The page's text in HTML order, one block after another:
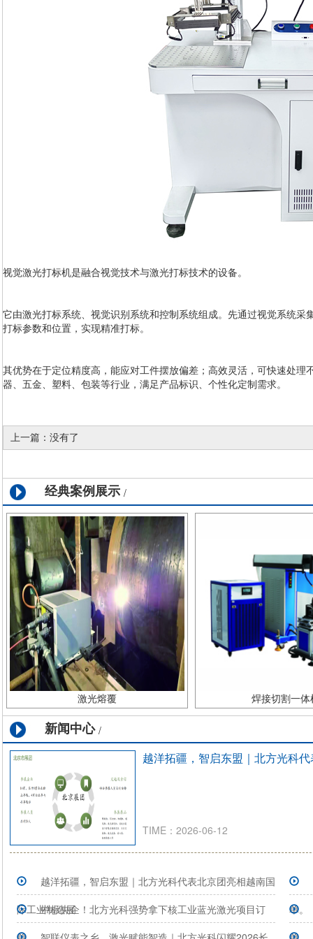
视觉激光打标机是融合视觉技术与激光打标技术的设备。
它由激光打标系统、视觉识别系统和控制系统组成。先通过视觉系统
打标参数和位置，实现精准打标。
其优势在于定位精度高，能应对工件摆放偏差；高效灵活，可快速处
器、五金、塑料、包装等行业，满足产品标识、个性化定制需求。
上一篇： 没有了
经典案例展示 /
激光熔覆 焊接切割一体
新闻中心 /
越洋拓疆，智启东盟｜北方光科
TIME：2026-06-12
越洋拓疆，智启东盟｜北方光科代表北京团亮相越南国
际工业制造展
单。
中标央企！北方光科强势拿下核工业蓝光激光项目订